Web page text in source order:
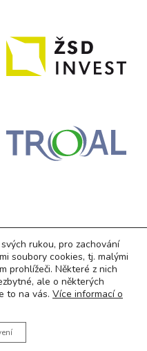
1050, 664 42 Modřice
CZ0730767
2025
rukou, pro zachování
soubory cookies, tj. malými
prohlížeči. Některé z nich
ale o některých
to na vás. Více informací o